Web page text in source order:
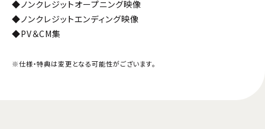
◆ノンクレジットオープニング映像
◆ノンクレジットエンディング映像
◆PV＆CM集
※仕様・特典は変更となる可能性がございます。